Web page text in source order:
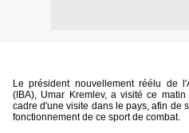
Le président nouvellement réélu de
(IBA), Umar Kremlev, a visité ce
cadre d'une visite dans le pays, afin de
fonctionnement de ce sport de combat.